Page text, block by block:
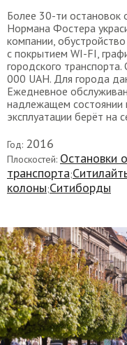
Более 30-ти остановок
Нормана Фостера
компании,
c покрытием WI-FI,
городского
000 UAH. Для города
Ежедневное
надлежащем состоянии
эксплуатации берёт на
Год: 2016
Плоскостей: Остановки
транспорта;
колоны;Ситиборды